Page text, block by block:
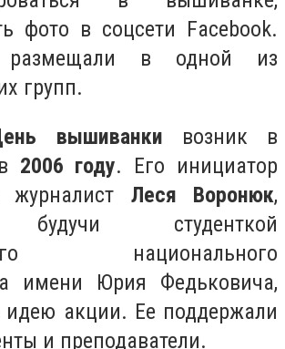
фото в соцсети Facebook.
в одной из
групп.
вышиванки возник в
2006 году. Его инициатор
журналист Леся Воронюк,
будучи студенткой
национального
имени Юрия Федьковича,
идею акции. Ее поддержали
и преподаватели.